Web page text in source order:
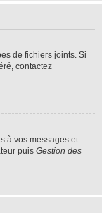
de fichiers joints. Si
contactez
à vos messages et
puis Gestion des